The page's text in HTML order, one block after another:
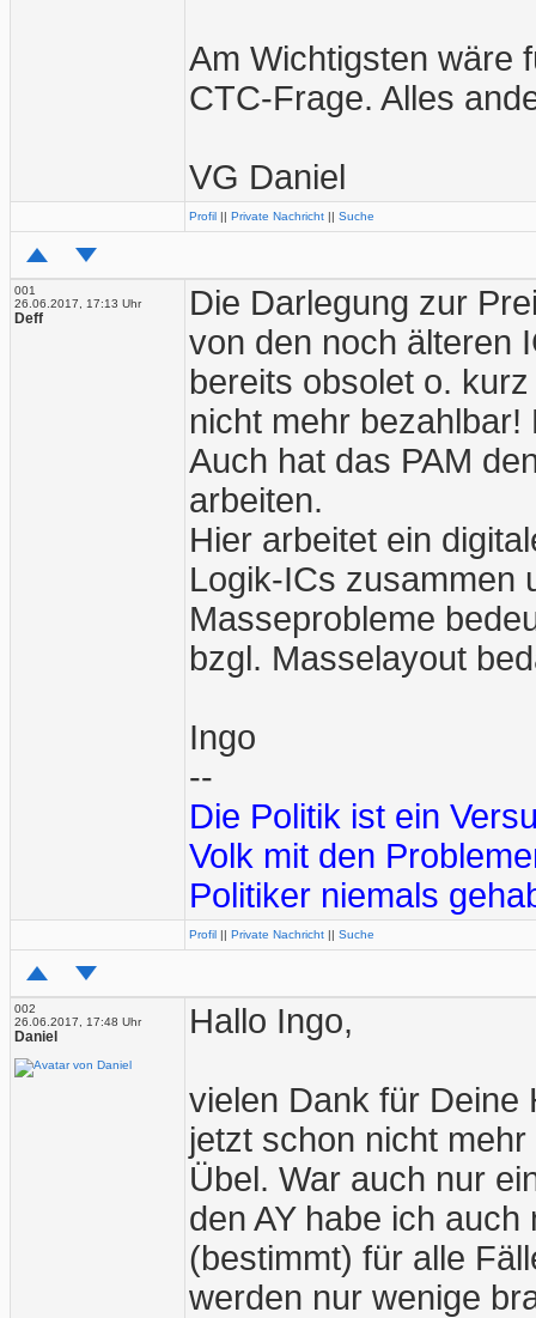
Am Wichtigsten wäre
CTC-Frage. Alles
VG Daniel
Profil || Private Nachricht || Suche
001
26.06.2017, 17:13 Uhr
Deff
Die Darlegung zur
von den noch älteren
bereits obsolet o.
nicht mehr
Auch hat das PAM
arbeiten.
Hier arbeitet ein
Logik-ICs zusammen
Masseprobleme
bzgl. Masselayout
Ingo
--
Die Politik ist ein
Volk mit den
Politiker niemals
Profil || Private Nachricht || Suche
002
26.06.2017, 17:48 Uhr
Daniel Hallo Ingo,
vielen Dank für Deine
jetzt schon nicht
Übel. War auch nur
den AY habe ich
(bestimmt) für alle
werden nur wenige